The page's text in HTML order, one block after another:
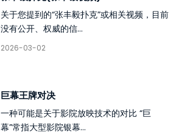
关于您提到的“张丰毅扑克”或相关视频，目前
没有公开、权威的信...
2026-03-02
巨幕王牌对决
一种可能是关于影院放映技术的对比 “巨
幕”常指大型影院银幕...